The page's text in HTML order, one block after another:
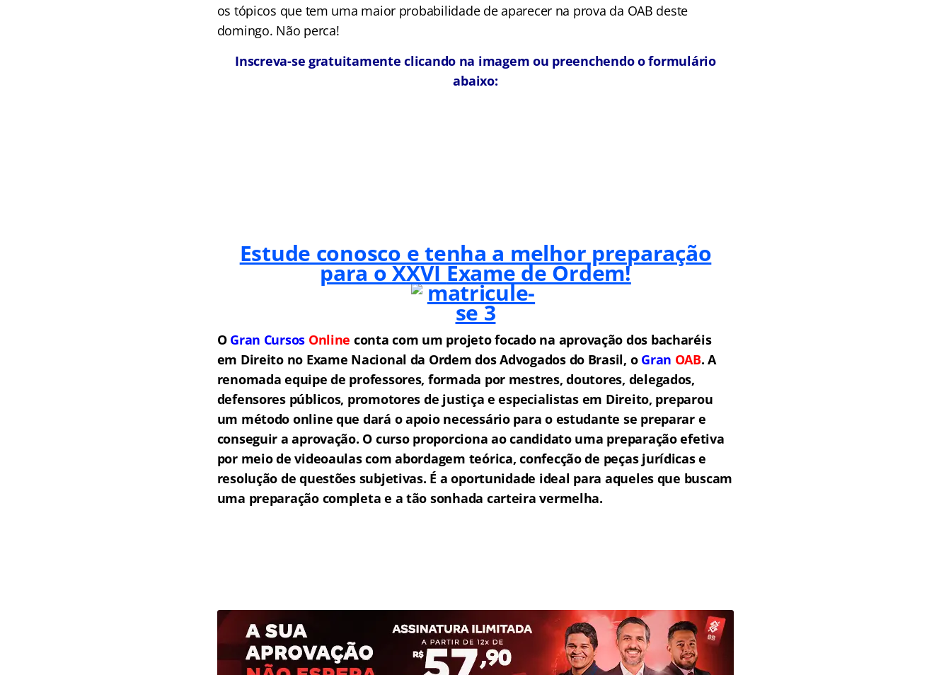
os tópicos que tem uma maior probabilidade de aparecer na prova da OAB deste
domingo. Não perca!
Inscreva-se gratuitamente clicando na imagem ou preenchendo o formulário
abaixo:
Estude conosco e tenha a melhor preparação
para o XXVIExame de Ordem!
O Gran Cursos Online conta com um projeto focado na aprovação dos bacharéis
em Direito no Exame Nacional da Ordem dos Advogados do Brasil, o Gran OAB. A
renomada equipe de professores, formada por mestres, doutores, delegados,
defensores públicos, promotores de justiça e especialistas em Direito, preparou
um método online que dará o apoio necessário para o estudante se preparar e
conseguir a aprovação. O curso proporciona ao candidato uma preparação efetiva
por meio de videoaulas com abordagem teórica, confecção de peças jurídicas e
resolução de questões subjetivas. É a oportunidade ideal para aqueles que buscam
uma preparação completa e a tão sonhada carteira vermelha.